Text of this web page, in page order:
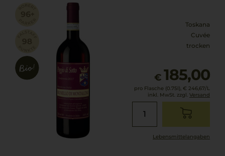
Toskana
Cuvée
trocken
€ 185,00
pro Flasche (0.75l), € 246,67/L
inkl. MwSt. zzgl. Versand
Lebensmittel­angaben